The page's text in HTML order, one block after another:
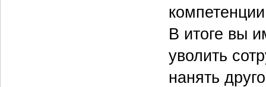
В итоге вы
уволить
нанять